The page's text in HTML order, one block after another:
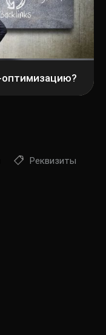
оптимизацию?
Реквизиты